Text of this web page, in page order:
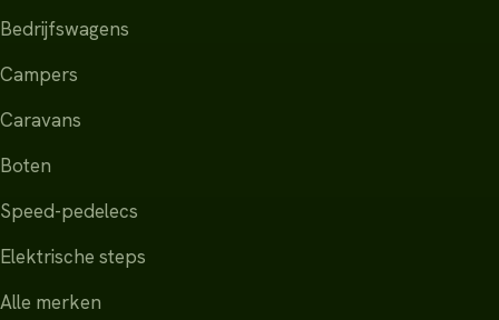
Bedrijfswagens
Campers
Caravans
Boten
Speed-pedelecs
Elektrische steps
Alle merken